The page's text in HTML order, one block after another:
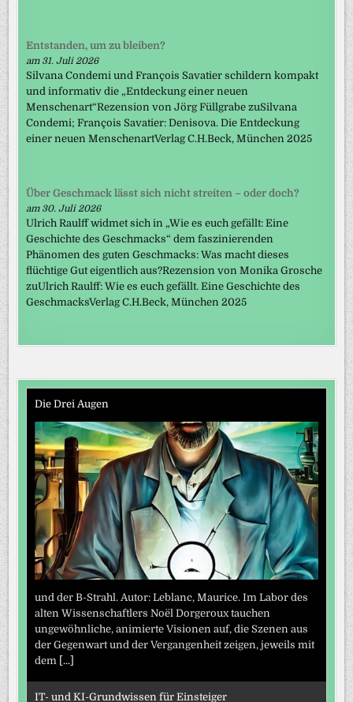
Entstanden, um zu bleiben?
am 31. Juli 2026
Silvana Condemi und François Savatier schildern kompakt
und informativ die „Entdeckung einer neuen
Menschenart“Rezension von Jörg Füllgrabe zuSilvana
Condemi; François Savatier: Denisova. Die Entdeckung
einer neuen MenschenartVerlag C.H.Beck, München 2025
Über Geschmack lässt sich nicht streiten – oder doch?
am 30. Juli 2026
Ulrich Raulff widmet sich in „Wie es euch gefällt: Eine
Geschichte des Geschmacks“ dem faszinierenden
Phänomen des guten Geschmacks: Was macht dieses
flüchtige Gut eigentlich aus?Rezension von Monika Grosche
zuUlrich Raulff: Wie es euch gefällt. Eine Geschichte des
GeschmacksVerlag C.H.Beck, München 2025
Die Drei Augen
und der B-Strahl. Autor: Leblanc, Maurice. Im Labor des
alten Wissenschaftlers Noël Dorgeroux tauchen
ungewöhnliche, animierte Visionen auf, die Szenen aus
der Gegenwart und der Vergangenheit zeigen, jeweils mit
dem [...]
IT- und KI-Grundwissen für Einsteiger